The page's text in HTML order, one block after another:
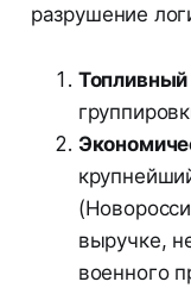
разрушение
Топливный
выручке,
военного